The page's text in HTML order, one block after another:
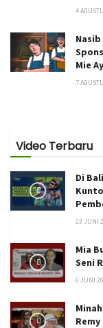
4
Mie
7
Video Terbaru
Di
23 JUNI
Mia
Seni
6 JUNI